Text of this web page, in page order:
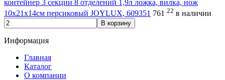
контейнер 3 секции 8 отделений 1,9л ложка, вилка, нож
10х21х14см персиковый JOYLUX, 609351 761 22 в наличии
В корзину
Информация
Главная
Каталог
О компании